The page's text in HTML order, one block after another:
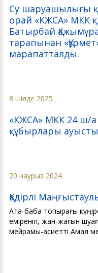
Су шаруашылығы
орай «КЖСА» МКК
Батырбай
тарапынан
марапатталды.
8 шілде 2025
«КЖСА» МКК 24 ш/а
құбырлары
20 наурыз 2024
Қадірлі
Ата-баба топырағы
еміреніп, жан-жағын
мейрамы-қасиетті Амал